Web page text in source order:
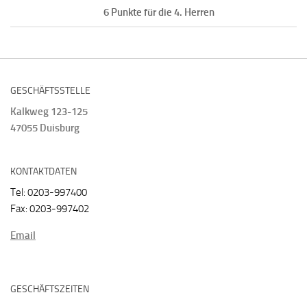
6 Punkte für die 4. Herren
GESCHÄFTSSTELLE
Kalkweg 123-125
47055 Duisburg
KONTAKTDATEN
Tel: 0203-997400
Fax: 0203-997402
Email
GESCHÄFTSZEITEN